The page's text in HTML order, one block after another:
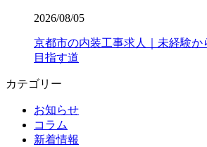
2026/08/05
京都市の内装工事求人｜未経験か
目指す道
カテゴリー
お知らせ
コラム
新着情報